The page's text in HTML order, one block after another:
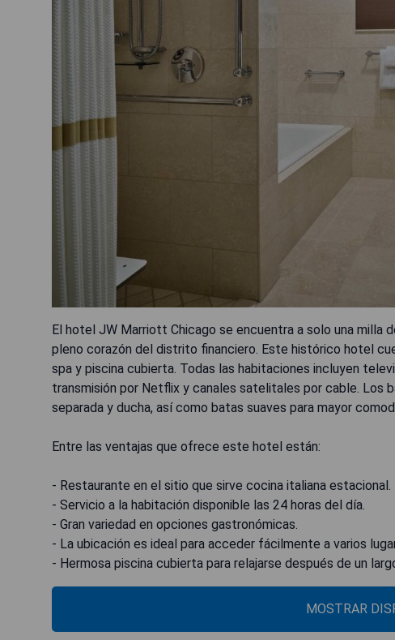
El hotel JW Marriott Chicago se encuentra a solo una milla
pleno corazón del distrito financiero. Este histórico hotel
spa y piscina cubierta. Todas las habitaciones incluyen
transmisión por Netflix y canales satelitales por cable. Los
separada y ducha, así como batas suaves para mayor
Entre las ventajas que ofrece este hotel están:
- Restaurante en el sitio que sirve cocina italiana estacional.
- Servicio a la habitación disponible las 24 horas del día.
- Gran variedad en opciones gastronómicas.
- La ubicación es ideal para acceder fácilmente a varios
- Hermosa piscina cubierta para relajarse después de un
MOSTRAR